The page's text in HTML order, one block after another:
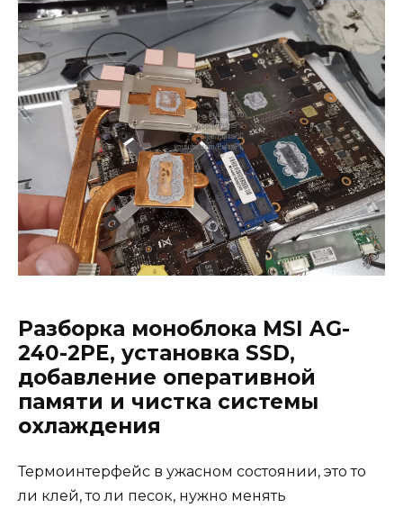
Разборка моноблока MSI AG-
240-2PE, установка SSD,
добавление оперативной
памяти и чистка системы
охлаждения
Термоинтерфейс в ужасном состоянии, это то
ли клей, то ли песок, нужно менять